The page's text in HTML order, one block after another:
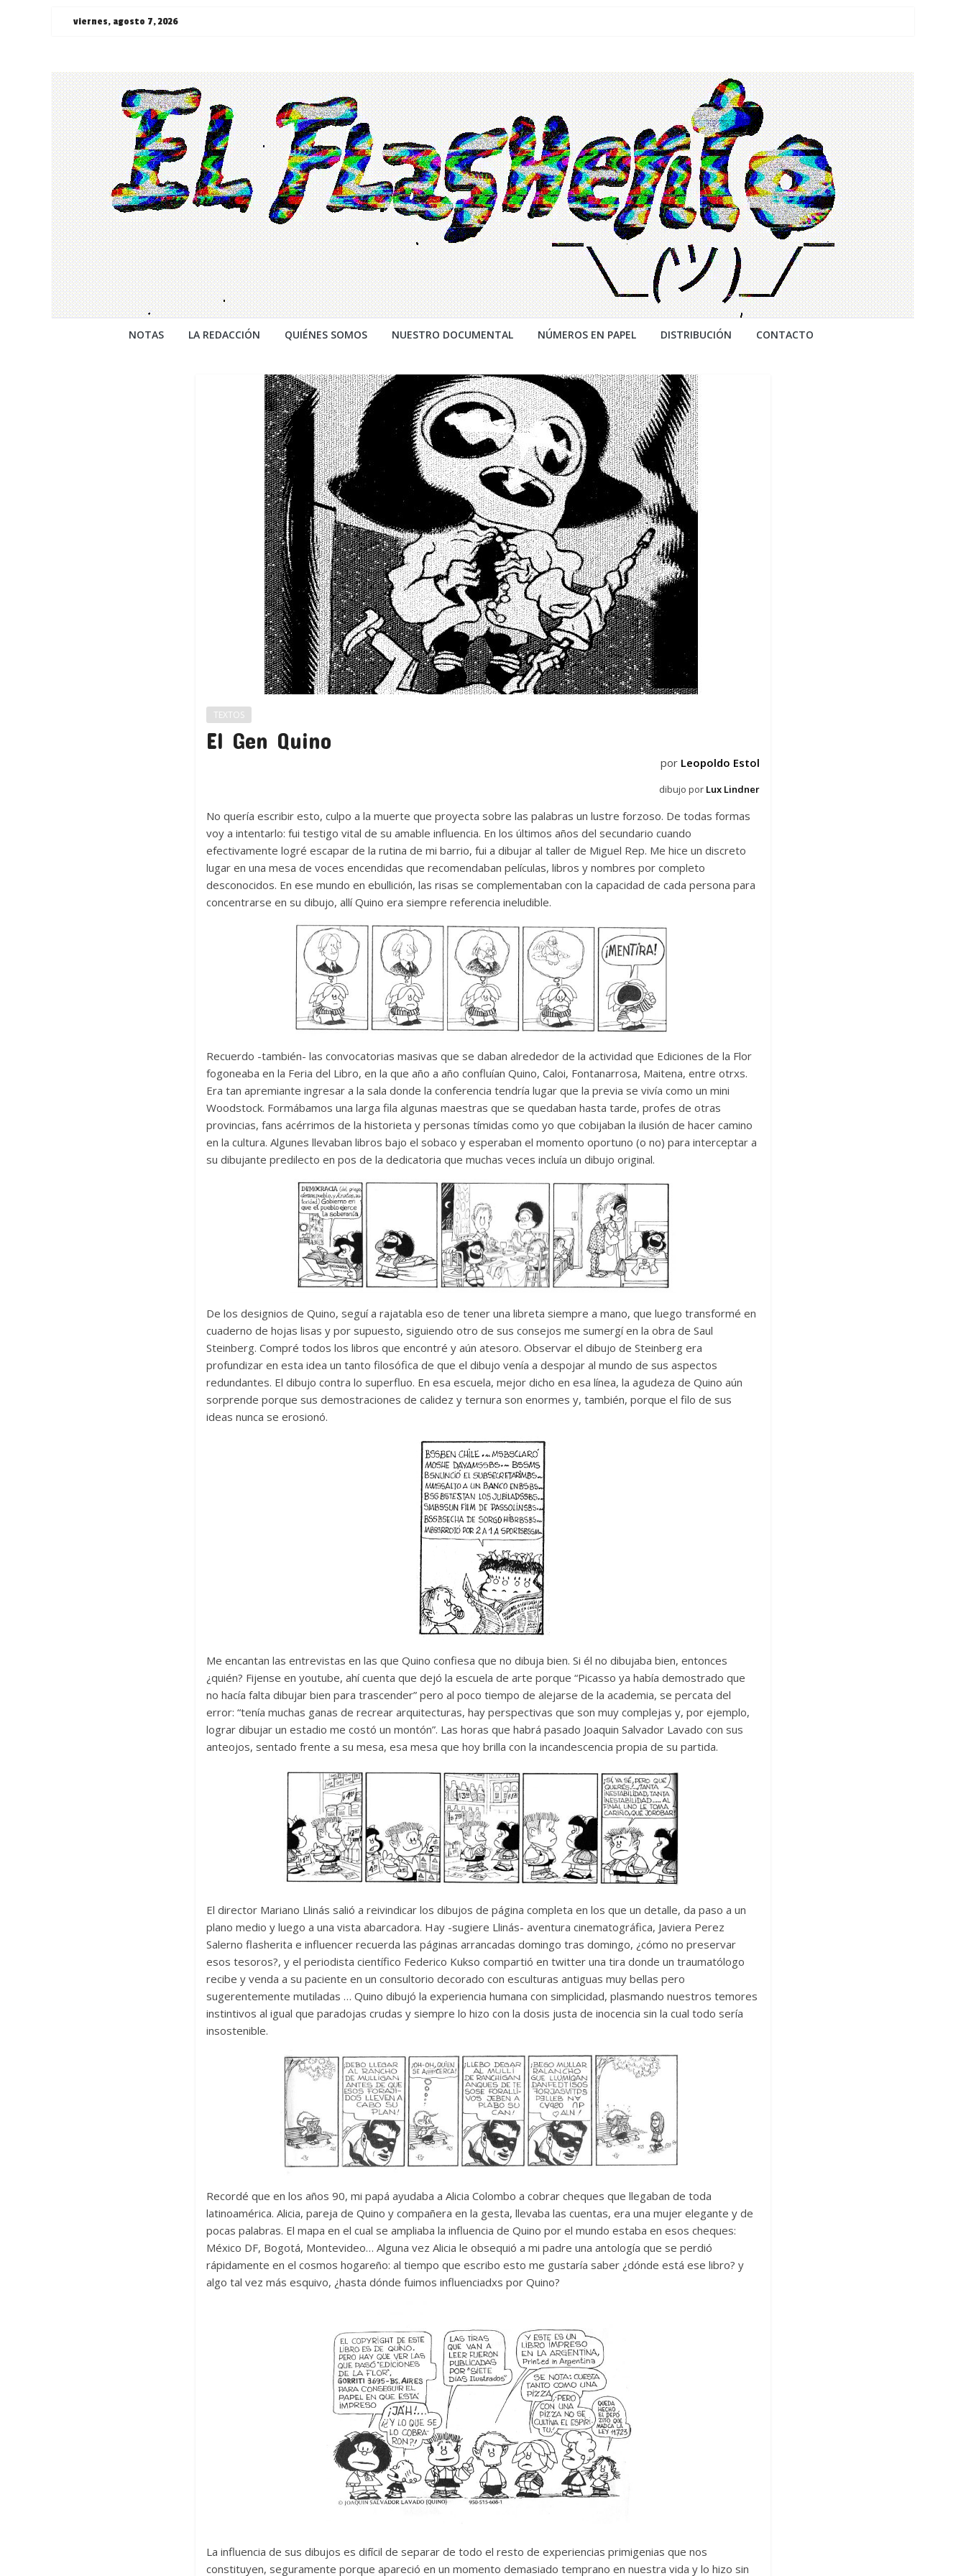
Saltarviernes, agosto 7, 2026
¯\_(ツ)_/
¯
NOTAS LA REDACCIÓN QUIÉNES SOMOS NUESTRO DOCUMENTAL NÚMEROS EN PAPEL DISTRIBUCIÓN CONTACTO
TEXTOS
El Gen Quino
por Leopoldo Estol
dibujo por Lux Lindner
No quería escribir esto, culpo a la muerte que proyecta sobre las palabras un lustre forzoso. De todas formas
voy a intentarlo: fui testigo vital de su amable influencia. En los últimos años del secundario cuando
efectivamente logré escapar de la rutina de mi barrio, fui a dibujar al taller de Miguel Rep. Me hice un discreto
lugar en una mesa de voces encendidas que recomendaban películas, libros y nombres por completo
desconocidos. En ese mundo en ebullición, las risas se complementaban con la capacidad de cada persona para
concentrarse en su dibujo, allí Quino era siempre referencia ineludible.
Recuerdo -también- las convocatorias masivas que se daban alrededor de la actividad que Ediciones de la Flor
fogoneaba en la Feria del Libro, en la que año a año confluían Quino, Caloi, Fontanarrosa, Maitena, entre otrxs.
Era tan apremiante ingresar a la sala donde la conferencia tendría lugar que la previa se vivía como un mini
Woodstock. Formábamos una larga fila algunas maestras que se quedaban hasta tarde, profes de otras
provincias, fans acérrimos de la historieta y personas tímidas como yo que cobijaban la ilusión de hacer camino
en la cultura. Algunes llevaban libros bajo el sobaco y esperaban el momento oportuno (o no) para interceptar a
su dibujante predilecto en pos de la dedicatoria que muchas veces incluía un dibujo original.
De los designios de Quino, seguí a rajatabla eso de tener una libreta siempre a mano, que luego transformé en
cuaderno de hojas lisas y por supuesto, siguiendo otro de sus consejos me sumergí en la obra de Saul
Steinberg. Compré todos los libros que encontré y aún atesoro. Observar el dibujo de Steinberg era
profundizar en esta idea un tanto filosófica de que el dibujo venía a despojar al mundo de sus aspectos
redundantes. El dibujo contra lo superfluo. En esa escuela, mejor dicho en esa línea, la agudeza de Quino aún
sorprende porque sus demostraciones de calidez y ternura son enormes y, también, porque el filo de sus
ideas nunca se erosionó.
Me encantan las entrevistas en las que Quino confiesa que no dibuja bien. Si él no dibujaba bien, entonces
¿quién? Fijense en youtube, ahí cuenta que dejó la escuela de arte porque “Picasso ya había demostrado que
no hacía falta dibujar bien para trascender” pero al poco tiempo de alejarse de la academia, se percata del
error: “tenía muchas ganas de recrear arquitecturas, hay perspectivas que son muy complejas y, por ejemplo,
lograr dibujar un estadio me costó un montón”. Las horas que habrá pasado Joaquin Salvador Lavado con sus
anteojos, sentado frente a su mesa, esa mesa que hoy brilla con la incandescencia propia de su partida.
El director Mariano Llinás salió a reivindicar los dibujos de página completa en los que un detalle, da paso a un
plano medio y luego a una vista abarcadora. Hay -sugiere Llinás- aventura cinematográfica, Javiera Perez
Salerno flasherita e influencer recuerda las páginas arrancadas domingo tras domingo, ¿cómo no preservar
esos tesoros?, y el periodista científico Federico Kukso compartió en twitter una tira donde un traumatólogo
recibe y venda a su paciente en un consultorio decorado con esculturas antiguas muy bellas pero
sugerentemente mutiladas … Quino dibujó la experiencia humana con simplicidad, plasmando nuestros temores
instintivos al igual que paradojas crudas y siempre lo hizo con la dosis justa de inocencia sin la cual todo sería
insostenible.
Recordé que en los años 90, mi papá ayudaba a Alicia Colombo a cobrar cheques que llegaban de toda
latinoamérica. Alicia, pareja de Quino y compañera en la gesta, llevaba las cuentas, era una mujer elegante y de
pocas palabras. El mapa en el cual se ampliaba la influencia de Quino por el mundo estaba en esos cheques:
México DF, Bogotá, Montevideo… Alguna vez Alicia le obsequió a mi padre una antología que se perdió
rápidamente en el cosmos hogareño: al tiempo que escribo esto me gustaría saber ¿dónde está ese libro? y
algo tal vez más esquivo, ¿hasta dónde fuimos influenciadxs por Quino?
La influencia de sus dibujos es difícil de separar de todo el resto de experiencias primigenias que nos
constituyen, seguramente porque apareció en un momento demasiado temprano en nuestra vida y lo hizo sin